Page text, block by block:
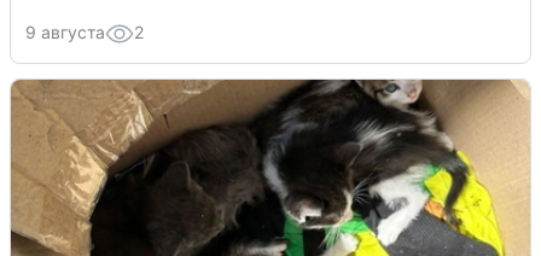
9 августа 2